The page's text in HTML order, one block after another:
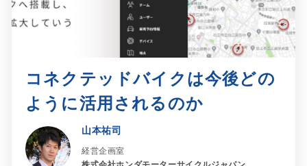
コネクテッドバイクは今後どの
ように活用されるのか​
山本祐司
経営企画室